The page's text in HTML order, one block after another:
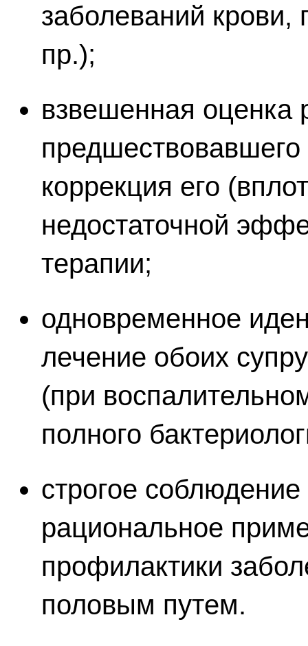
заболеваний крови,
пр.);
взвешенная оценка
коррекция его
недостаточной
терапии;
одновременное
лечение обоих
(при
полного
строгое
рациональное
профилактики
половым путем.